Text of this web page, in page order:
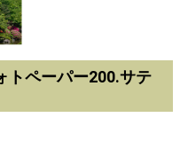
ペーパー200.サテ